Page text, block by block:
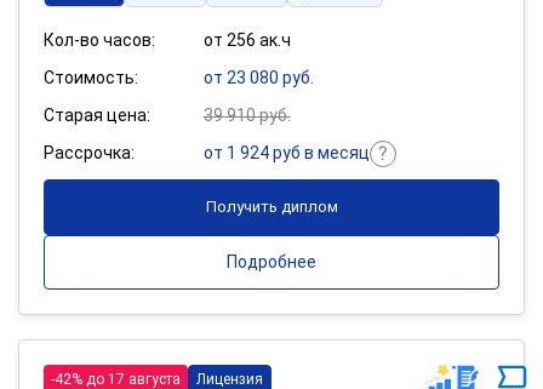
Кол-во часов:
от 256 ак.ч
Стоимость:
от 23 080 руб.
Старая цена:
39 910 руб.
Рассрочка:
от 1 924 руб в месяц
Получить диплом
Подробнее
-42% до 17 августа Лицензия